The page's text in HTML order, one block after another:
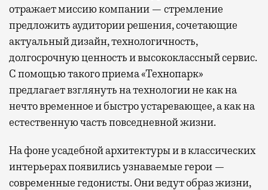
отражает миссию компании — стремление
предложить аудитории решения, сочетающие
актуальный дизайн, технологичность,
долгосрочную ценность и высококлассный сервис.
С помощью такого приема «Технопарк»
предлагает взглянуть на технологии не как на
нечто временное и быстро устаревающее, а как на
естественную часть повседневной жизни.
На фоне усадебной архитектуры и в классических
интерьерах появились узнаваемые герои —
современные гедонисты. Они ведут образ жизни,